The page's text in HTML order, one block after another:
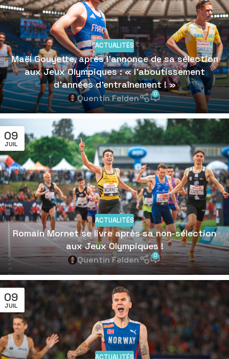
ACTUALITÉS
Maël Gouyette, après l’annonce de sa sélection
aux Jeux Olympiques : « l’aboutissement
d’années d’entraînement ! »
Quentin Felden 0
09
JUIL
ACTUALITÉS
Romain Mornet se livre après sa non-sélection
aux Jeux Olympiques !
Quentin Felden 0
09
JUIL